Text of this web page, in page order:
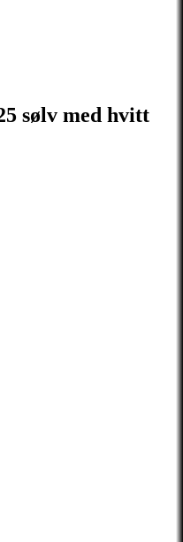
sølv med hvitt